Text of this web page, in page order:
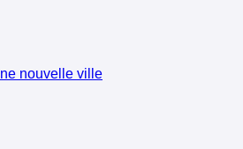
nouvelle ville